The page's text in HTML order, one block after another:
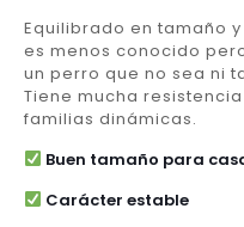
Equilibrado en tamaño
es menos conocido
un perro que no sea ni
Tiene mucha
familias dinámicas.
Buen tamaño para
Carácter estable